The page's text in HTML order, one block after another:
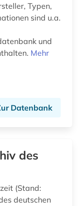
Typen,
sind u.a.
und
Mehr
Datenbank
des
(Stand:
deutschen